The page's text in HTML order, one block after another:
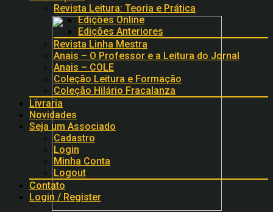
Revista Leitura: Teoria e Prática
Edições Online
Edições Anteriores
Revista Linha Mestra
Anais – O Professor e a Leitura do Jornal
Anais – COLE
Coleção Leitura e Formação
Coleção Hilário Fracalanza
Livraria
Novidades
Seja um Associado
Cadastro
Login
Minha Conta
Logout
Contato
Login / Register